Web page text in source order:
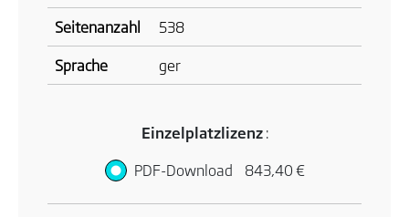
Seitenanzahl
538
Sprache
ger
Einzelplatzlizenz:
PDF-Download
843,40 €